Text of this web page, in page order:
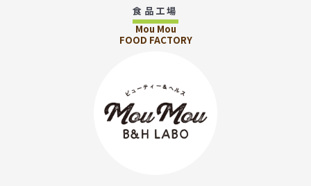
食品工場
Mou Mou
FOOD FACTORY